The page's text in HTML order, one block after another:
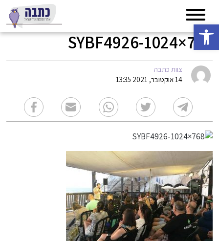
פתח סרגל נגישות
SYBF4926-1024×768
צוות כתבה
14 אוקטובר, 2021 13:35